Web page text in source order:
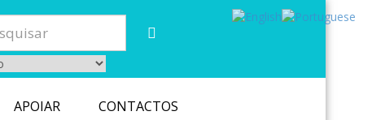
APOIAR CONTACTOS